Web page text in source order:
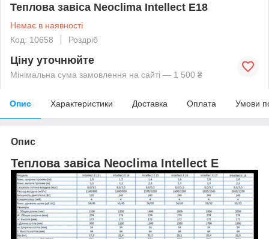
Теплова завіса Neoclima Intellect E18
Немає в наявності
Код: 10658
Роздріб
Ціну уточнюйте
Мінімальна сума замовлення на сайті — 1 500 ₴
Опис Характеристики Доставка Оплата Умови
Опис
Теплова завіса Neoclima Intellect E